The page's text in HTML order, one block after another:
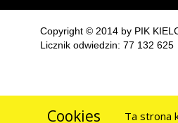
Copyright © 2014 by PIK
Licznik odwiedzin: 77 132 625
Cookies Ta strona